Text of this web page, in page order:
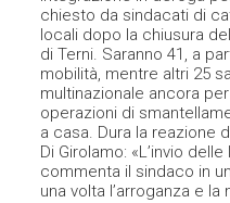
chiesto da sindacati di
locali dopo la chiusura
di Terni. Saranno 41, a
mobilità, mentre altri 25
multinazionale ancora
operazioni di
a casa. Dura la reazione
Di Girolamo: «L’invio
commenta il sindaco in
una volta l’arroganza e